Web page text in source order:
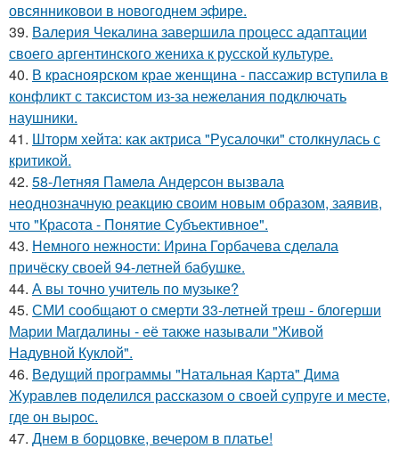
овсянниковои в новогоднем эфире.
39. Валерия Чекалина завершила процесс адаптации
своего аргентинского жениха к русской культуре.
40. В красноярском крае женщина - пассажир вступила в
конфликт с таксистом из-за нежелания подключать
наушники.
41. Шторм хейта: как актриса "Русалочки" столкнулась с
критикой.
42. 58-Летняя Памела Андерсон вызвала
неоднозначную реакцию своим новым образом, заявив,
что "Красота - Понятие Субъективное".
43. Немного нежности: Ирина Горбачева сделала
причёску своей 94-летней бабушке.
44. А вы точно учитель по музыке?
45. СМИ сообщают о смерти 33-летней треш - блогерши
Марии Магдалины - её также называли "Живой
Надувной Куклой".
46. Ведущий программы "Натальная Карта" Дима
Журавлев поделился рассказом о своей супруге и месте,
где он вырос.
47. Днем в борцовке, вечером в платье!